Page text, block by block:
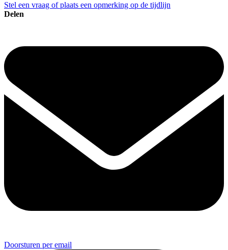
Stel een vraag of plaats een opmerking op de tijdlijn
Delen
Doorsturen per email